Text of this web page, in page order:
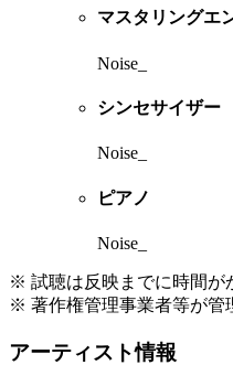
マスタリングエ
Noise_
シンセサイザー
Noise_
ピアノ
Noise_
※ 試聴は反映までに時間が
※ 著作権管理事業者等が管
アーティスト情報